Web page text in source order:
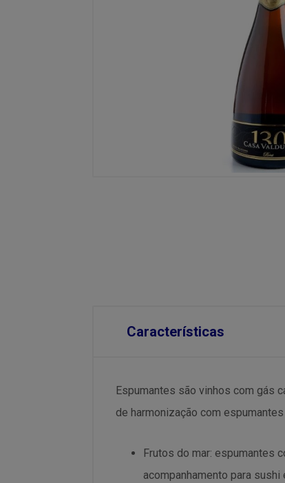
Características
Espumantes são vinhos com gás
de harmonização com
Frutos do mar: espumantes
acompanhamento para sushi